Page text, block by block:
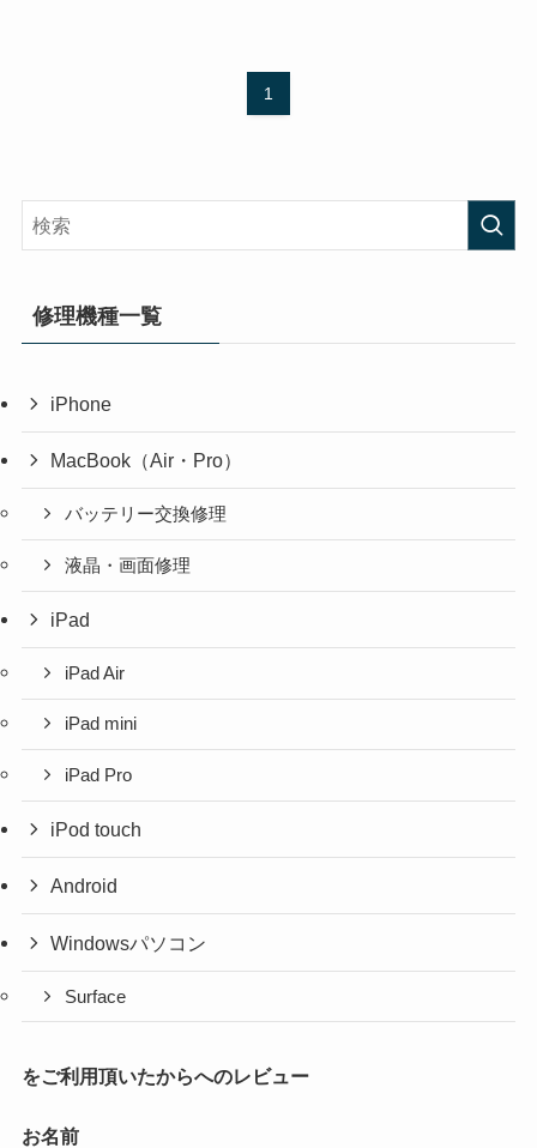
1
修理機種一覧
iPhone
MacBook（Air・Pro）
バッテリー交換修理
液晶・画面修理
iPad
iPad Air
iPad mini
iPad Pro
iPod touch
Android
Windowsパソコン
Surface
をご利用頂いたからへのレビュー
お名前